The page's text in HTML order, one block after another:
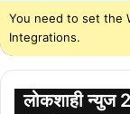
You need to set the
Integrations.
लोकशाही न्युज